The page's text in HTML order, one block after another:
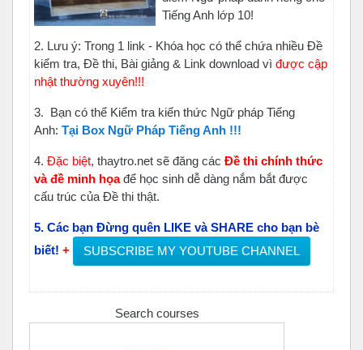
Tiếng Anh lớp 10!
2. Lưu ý: Trong 1 link - Khóa học có thể chứa nhiều Đề
kiểm tra, Đề thi, Bài giảng & Link download vì được cập
nhật thường xuyên!!!
3. Bạn có thể Kiểm tra kiến thức Ngữ pháp Tiếng
Anh: Tại Box Ngữ Pháp Tiếng Anh !!!
4. Đặc biệt, thaytro.net sẽ đăng các Đề thi chính thức
và đề minh họa để học sinh dễ dàng nắm bắt được
cấu trúc của Đề thi thật.
5. Các bạn Đừng quên LIKE và SHARE cho bạn bè
biết! + SUBSCRIBE MY YOUTUBE CHANNEL
Search courses